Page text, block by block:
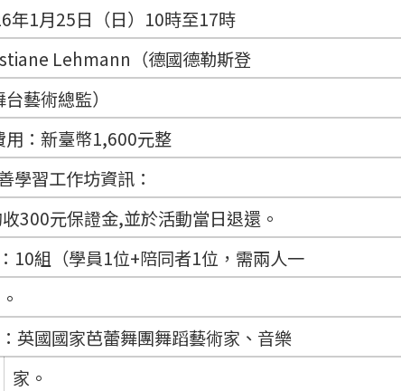
年1月25日（日）10時至17時
Lehmann（德國德勒斯登
藝術總監）
用：新臺幣1,600元整
學習工作坊資訊：
300元保證金,並於活動當日退還。
10組（學員1位+陪同者1位，需兩人一
英國國家芭蕾舞團舞蹈藝術家、音樂
家。